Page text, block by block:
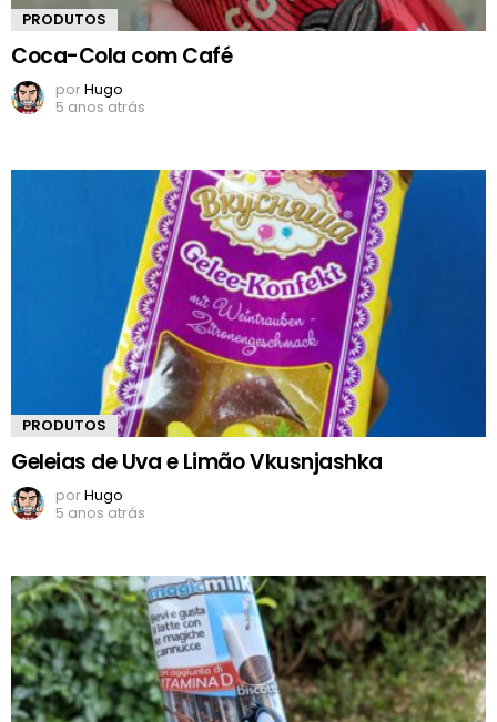
PRODUTOS
Coca-Cola com Café
porHugo
5 anos atrás
PRODUTOS
Geleias de Uva e Limão Vkusnjashka
porHugo
5 anos atrás